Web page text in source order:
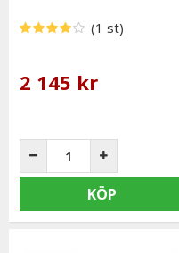
(1 st)
2 145 kr
KÖP